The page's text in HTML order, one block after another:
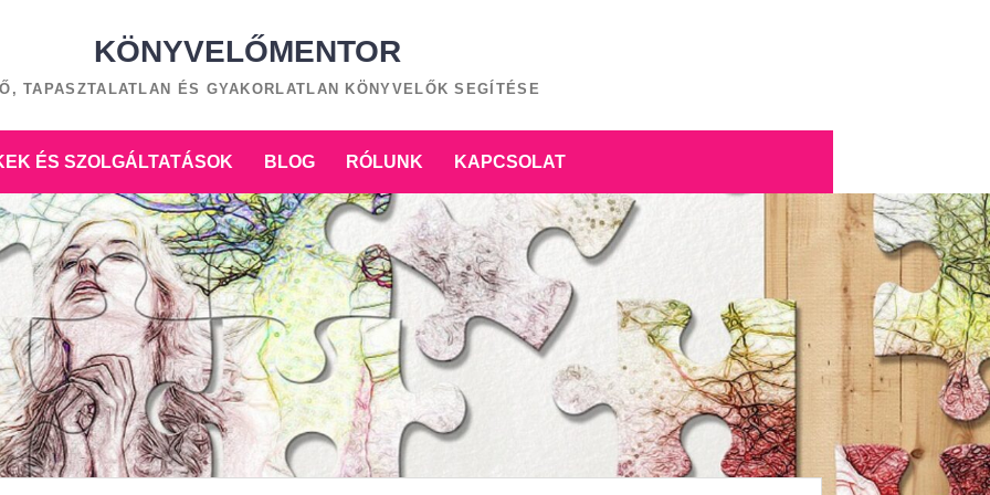
KÖNYVELŐMENTOR
TAPASZTALATLAN ÉS GYAKORLATLAN KÖNYVELŐK SEGÍTÉSE
ÉS SZOLGÁLTATÁSOK BLOG RÓLUNK KAPCSOLAT